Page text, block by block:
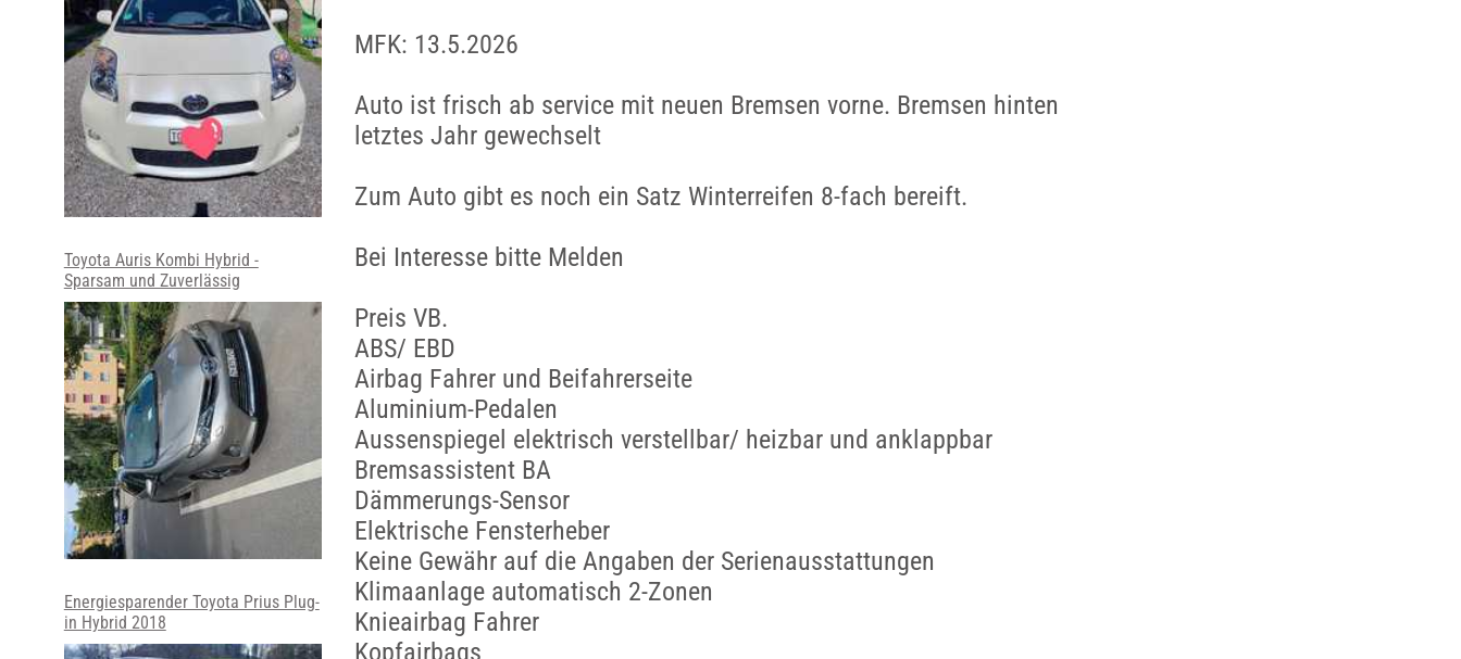
MFK: 13.5.2026
Auto ist frisch ab service mit neuen Bremsen vorne. Bremsen hinten
letztes Jahr gewechselt
Zum Auto gibt es noch ein Satz Winterreifen 8-fach bereift.
Bei Interesse bitte Melden
Preis VB.
ABS/ EBD
Airbag Fahrer und Beifahrerseite
Aluminium-Pedalen
Aussenspiegel elektrisch verstellbar/ heizbar und anklappbar
Bremsassistent BA
Dämmerungs-Sensor
Elektrische Fensterheber
Keine Gewähr auf die Angaben der Serienausstattungen
Klimaanlage automatisch 2-Zonen
Knieairbag Fahrer
Kopfairbags
Toyota Auris Kombi Hybrid -
Sparsam und Zuverlässig
Energiesparender Toyota Prius Plug-
in Hybrid 2018